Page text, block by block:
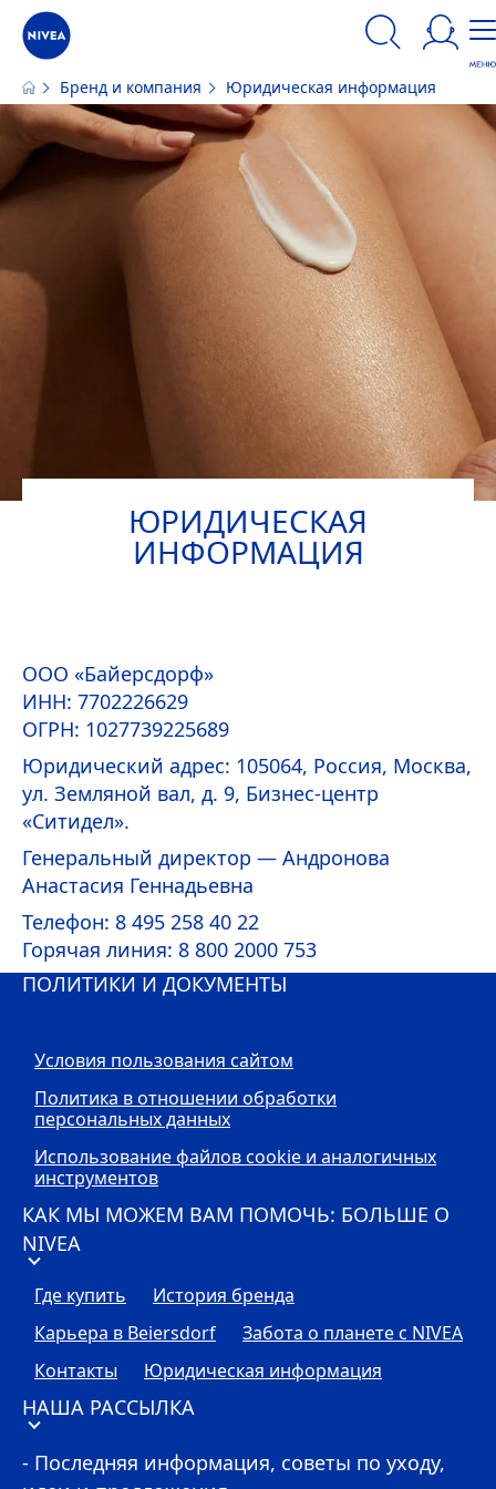
Наш сайт использует файлы cookie. Пожалуйста, ознакомьтесь с
информацией по использованию файлов cookie и аналогичных
инструментов.
ПРИНЯТЬ
Бренд и компания Юридическая информация
ЮРИДИЧЕСКАЯ
ИНФОРМАЦИЯ
ООО «Байерсдорф»
ИНН: 7702226629
ОГРН: 1027739225689
Юридический адрес: 105064, Россия, Москва,
ул. Земляной вал, д. 9, Бизнес-центр
«Ситидел».
Генеральный директор — Андронова
Анастасия Геннадьевна
Телефон: 8 495 258 40 22
Горячая линия: 8 800 2000 753
ПОЛИТИКИ И ДОКУМЕНТЫ
Условия пользования сайтом
Политика в отношении обработки
персональных данных
Использование файлов cookie и аналогичных
инструментов
КАК МЫ МОЖЕМ ВАМ ПОМОЧЬ: БОЛЬШЕ О
NIVEA
Где купить
История бренда
Карьера в Beiersdorf
Забота о планете с NIVEA
Контакты
Юридическая информация
НАША РАССЫЛКА
- Последняя информация, советы по уходу,